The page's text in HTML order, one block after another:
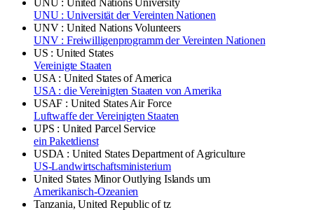
UNU : Universität der Vereinten Nationen
UNV : United Nations Volunteers
UNV : Freiwilligenprogramm der Vereinten Nationen
US : United States
Vereinigte Staaten
USA : United States of America
USA : die Vereinigten Staaten von Amerika
USAF : United States Air Force
Luftwaffe der Vereinigten Staaten
UPS : United Parcel Service
ein Paketdienst
USDA : United States Department of Agriculture
US-Landwirtschaftsministerium
United States Minor Outlying Islands um
Amerikanisch-Ozeanien
Tanzania, United Republic of tz